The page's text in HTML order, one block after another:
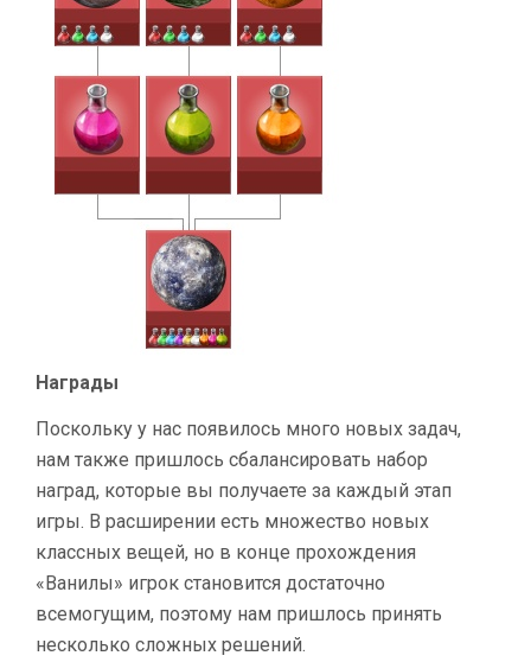
Награды
Поскольку у нас появилось много новых задач,
нам также пришлось сбалансировать набор
наград, которые вы получаете за каждый этап
игры. В расширении есть множество новых
классных вещей, но в конце прохождения
«Ванилы» игрок становится достаточно
всемогущим, поэтому нам пришлось принять
несколько сложных решений.